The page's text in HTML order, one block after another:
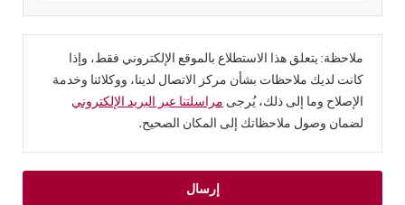
ملاحظة: يتعلق هذا الاستطلاع بالموقع الإلكتروني فقط، وإذا
كانت لديك ملاحظات بشأن مركز الاتصال لدينا، ووكلائنا وخدمة
الإصلاح وما إلى ذلك، يُرجى مراسلتنا عبر البريد الإلكتروني
لضمان وصول ملاحظاتك إلى المكان الصحيح.
إرسال